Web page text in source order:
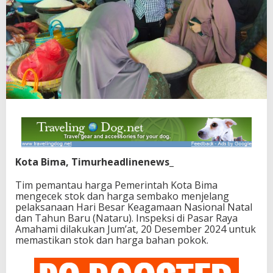
Kota Bima, Timurheadlinenews_
Tim pemantau harga Pemerintah Kota Bima
mengecek stok dan harga sembako menjelang
pelaksanaan Hari Besar Keagamaan Nasional Natal
dan Tahun Baru (Nataru). Inspeksi di Pasar Raya
Amahami dilakukan Jum’at, 20 Desember 2024 untuk
memastikan stok dan harga bahan pokok.